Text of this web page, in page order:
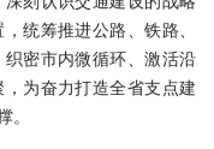
统筹推进公路、铁路、
密市内微循环、激活沿
为奋力打造全省支点建